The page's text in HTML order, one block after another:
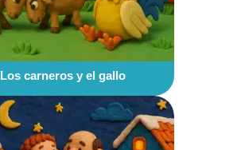
Los carneros y el gallo